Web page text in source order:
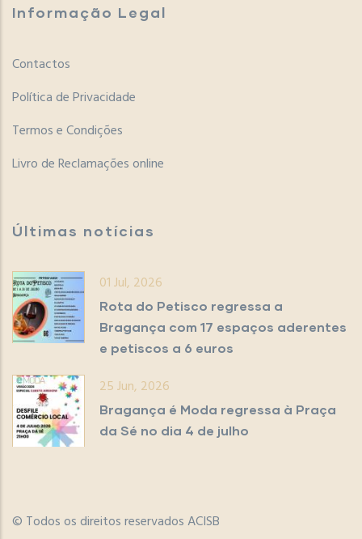
Informação Legal
Contactos
Política de Privacidade
Termos e Condições
Livro de Reclamações online
Últimas notícias
01 Jul, 2026
Rota do Petisco regressa a
Bragança com 17 espaços aderentes
e petiscos a 6 euros
25 Jun, 2026
Bragança é Moda regressa à Praça
da Sé no dia 4 de julho
© Todos os direitos reservados ACISB